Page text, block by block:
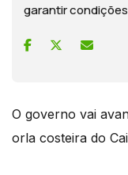
garantir
O governo vai
orla costeira do